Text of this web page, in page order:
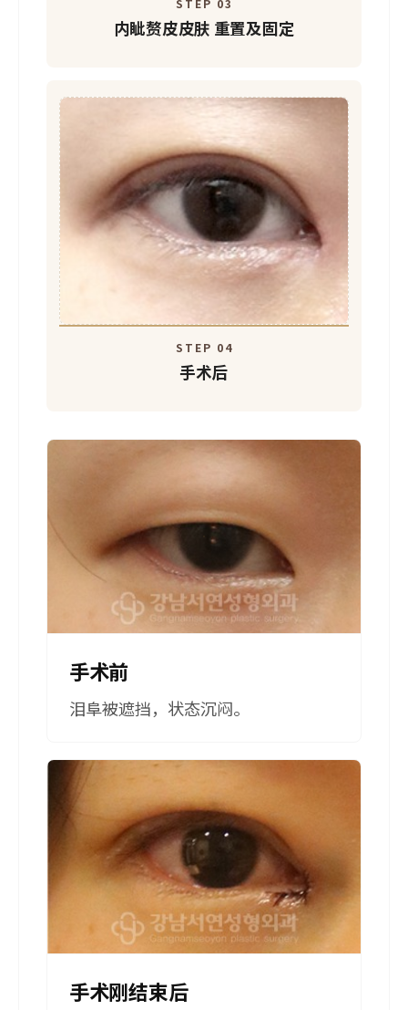
STEP 03
内眦赘皮皮肤 重置及固定
STEP 04
手术后
手术前
泪阜被遮挡，状态沉闷。
手术刚结束后